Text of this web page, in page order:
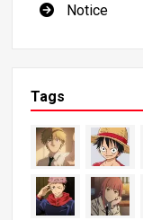
Notice
Tags